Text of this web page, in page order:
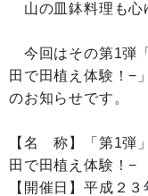
山の皿鉢料理も心
今回はその第1弾
田で田植え体験！−」
のお知らせです。
【名 称】「第1弾
田で田植え体験！−
【開催日】平成２